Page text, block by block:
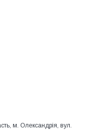
м. Олександрія, вул.